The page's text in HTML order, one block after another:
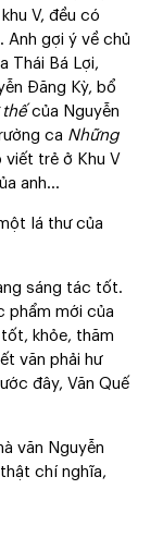
V, đều có
Anh gợi ý về chủ
Thái Bá Lợi,
Đăng Kỳ, bổ
thế của Nguyễn
ca Những
viết trẻ ở Khu V
anh…
lá thư của
sáng tác tốt.
phẩm mới của
khỏe, thăm
văn phải hư
đây, Văn Quế
văn Nguyễn
chí nghĩa,